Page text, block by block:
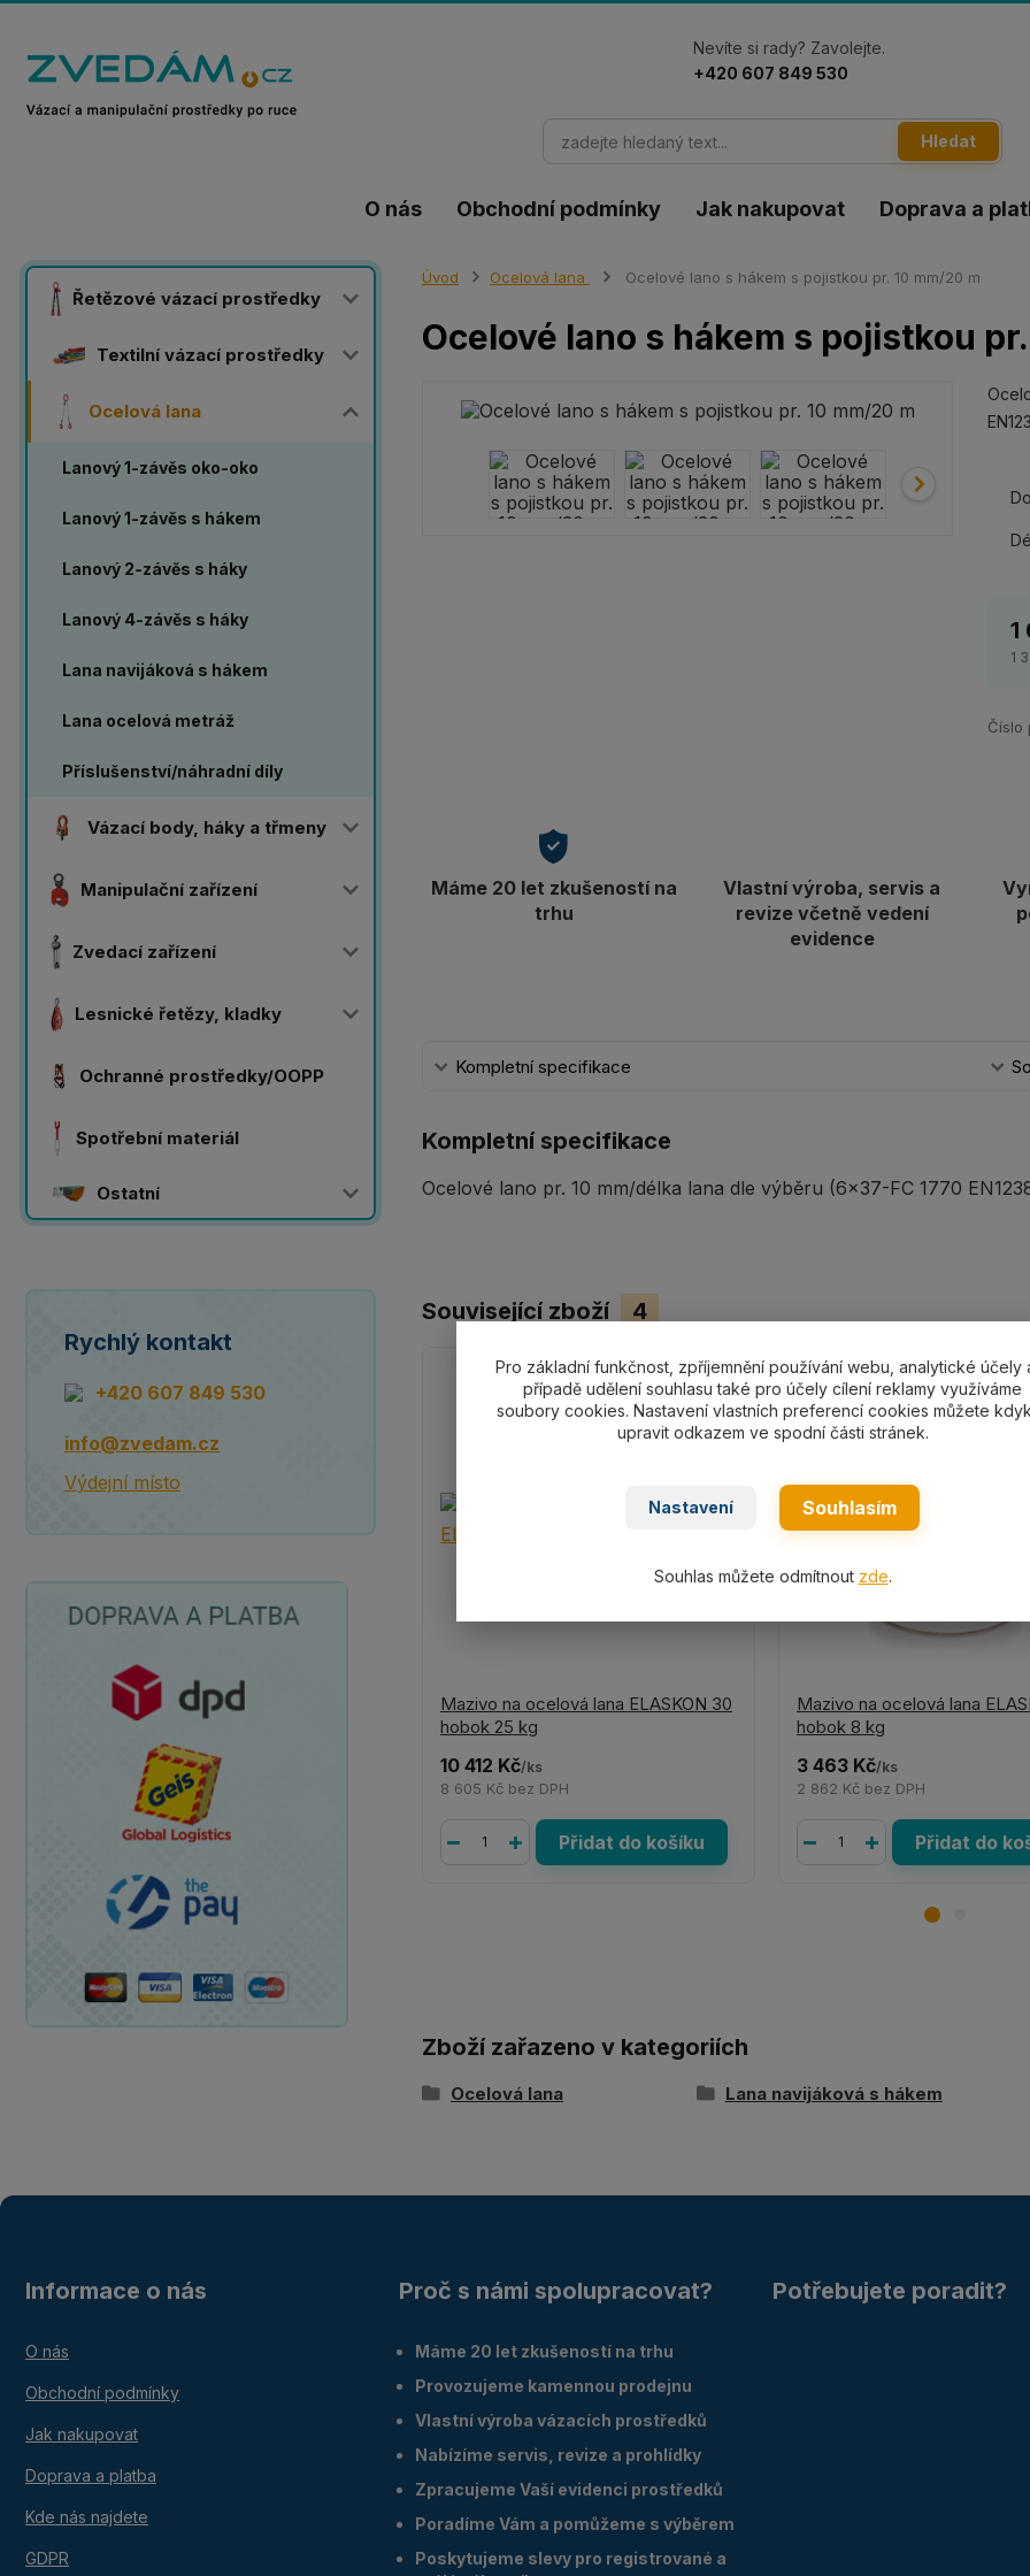
O nás Obchodní podmínky Jak nakupovat Doprava a
Hledat
Nevíte si rady? Zavolejte.
+420 607 849 530
Řetězové vázací prostředky
Textilní vázací prostředky
Ocelová lana
Lanový 1-závěs oko-oko
Lanový 1-závěs s hákem
Lanový 2-závěs s háky
Lanový 4-závěs s háky
Lana navijáková s hákem
Lana ocelová metráž
Příslušenství/náhradní díly
Vázací body, háky a třmeny
Manipulační zařízení
Zvedací zařízení
Lesnické řetězy, kladky
Ochranné prostředky/OOPP
Spotřební materiál
Ostatní
Rychlý kontakt
+420 607 849 530
info@zvedam.cz
Výdejní místo
Úvod Ocelová lana Ocelové lano s hákem s pojistkou pr. 10 mm/20 m
Ocelové lano s hákem s pojistkou
1
1
Číslo
Máme 20 let zkušeností na
trhu
Vlastní výroba, servis a
revize včetně vedení
evidence
Kompletní specifikace
Kompletní specifikace
Ocelové lano pr. 10 mm/délka lana dle výběru (6x37-FC 1770
Související zboží 4
Mazivo na ocelová lana ELASKON 30
hobok 25 kg
10 412 Kč/ks
8 605 Kč bez DPH
Přidat do košíku
Mazivo na ocelová lana
hobok 8 kg
3 463 Kč/ks
2 862 Kč bez DPH
Přidat do
Zboží zařazeno v kategoriích
Ocelová lana Lana navijáková s hákem
Informace o nás
O nás
Obchodní podmínky
Jak nakupovat
Doprava a platba
Kde nás najdete
GDPR
Proč s námi spolupracovat?
Máme 20 let zkušeností na trhu
Provozujeme kamennou prodejnu
Vlastní výroba vázacích prostředků
Nabízíme servis, revize a prohlídky
Zpracujeme Vaší evidenci prostředků
Poradíme Vám a pomůžeme s výběrem
Poskytujeme slevy pro registrované a
Potřebujete poradit?
Pro základní funkčnost, zpříjemnění používání webu, analytické účely
případě udělení souhlasu také pro účely cílení reklamy využíváme
soubory cookies. Nastavení vlastních preferencí cookies můžete
upravit odkazem ve spodní části stránek.
Nastavení Souhlasím
Souhlas můžete odmítnout zde.